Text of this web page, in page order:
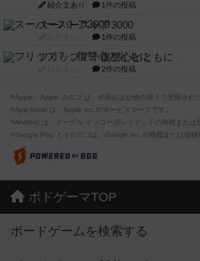
紹介文あり 1件の投稿
スーパーストア3000
1件の投稿
フリップ７：復讐心とともに
2件の投稿
※Apple、Apple のロゴ は、米国および他の国々で登録され
※App Store は、Apple Inc.のサービスマークです。
※Android は、グーグル インコーポレイテッドの商標または
※Google Play とそのロゴは、Google Inc.の商標または登録
ボドゲーマTOP
ボードゲームを検索する